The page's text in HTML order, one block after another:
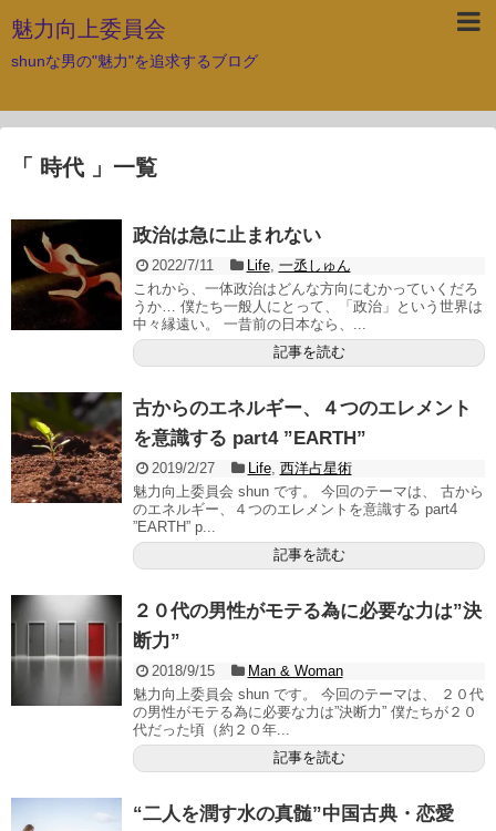
魅力向上委員会
shunな男の"魅力"を追求するブログ
「 時代 」一覧
政治は急に止まれない
2022/7/11 Life, 一丞しゅん
これから、一体政治はどんな方向にむかっていくだろ
うか… 僕たち一般人にとって、「政治」という世界は
中々縁遠い。 一昔前の日本なら、...
記事を読む
古からのエネルギー、４つのエレメント
を意識する part4 ”EARTH”
2019/2/27 Life, 西洋占星術
魅力向上委員会 shun です。 今回のテーマは、 古から
のエネルギー、４つのエレメントを意識する part4
”EARTH” p...
記事を読む
２０代の男性がモテる為に必要な力は”決
断力”
2018/9/15
Man & Woman
魅力向上委員会 shun です。 今回のテーマは、 ２０代
の男性がモテる為に必要な力は”決断力” 僕たちが２０
代だった頃（約２０年...
記事を読む
“二人を潤す水の真髄”中国古典・恋愛